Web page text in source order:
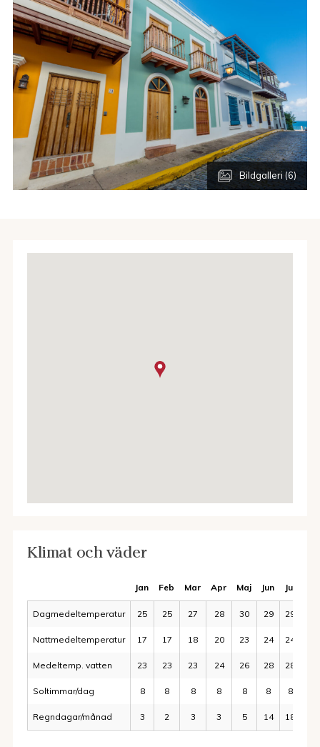
Bildgalleri (6)
Klimat och väder
Jan Feb Mar Apr Maj Jun Jul
Dagmedeltemperatur 25 25 27 28 30 29 29
Nattmedeltemperatur 17 17 18 20 23 24 24
Medeltemp. vatten 23 23 23 24 26 28 28
Soltimmar/dag 8 8 8 8 8 8 8
Regndagar/månad 3 2 3 3 5 14 18